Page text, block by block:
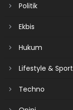
Politik
Ekbis
Hukum
Lifestyle & Sport
Techno